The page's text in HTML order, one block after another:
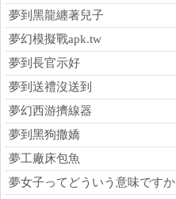
夢到黑龍纏著兒子
夢幻模擬戰apk.tw
夢到長官示好
夢到送禮沒送到
夢幻西游擠線器
夢到黑狗撒嬌
夢工廠床包魚
夢女子ってどういう意味ですか